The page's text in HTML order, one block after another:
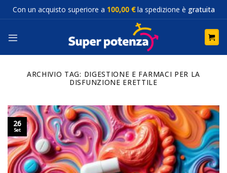
SaltaCon un acquisto superiore a 100,00 €la spedizione è gratuita
ARCHIVIO TAG: DIGESTIONE E FARMACI PER LA
DISFUNZIONE ERETTILE
26
Set